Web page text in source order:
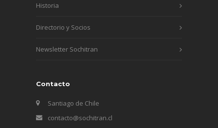
Historia
Directorio y Socios
Newsletter Sochitran
Contacto
Santiago de Chile
contacto@sochitran.cl